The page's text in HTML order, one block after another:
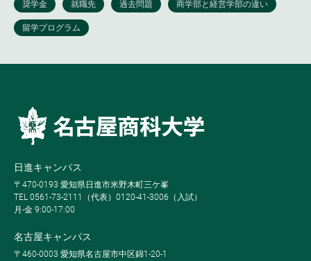
日進キャンパス
〒470-0193 愛知県日進市米野木町三ケ峯
TEL 0561-73-2111（代表）0120-41-3006（入試）
月-金 9:00-17:00
名古屋キャンパス
〒460-0003 愛知県名古屋市中区錦1-20-1